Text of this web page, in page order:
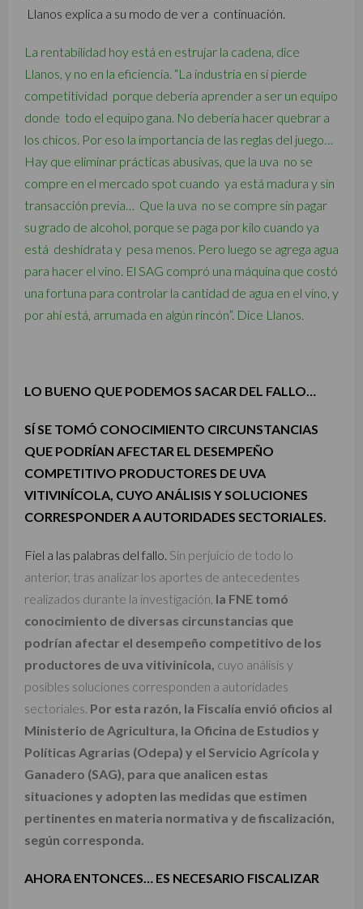
Llanos explica a su modo de ver a continuación.
La rentabilidad hoy está en estrujar la cadena, dice
Llanos, y no en la eficiencia. “La industria en sí pierde
competitividad porque debería aprender a ser un equipo
donde todo el equipo gana. No debería hacer quebrar a
los chicos. Por eso la importancia de las reglas del juego…
Hay que eliminar prácticas abusivas, que la uva no se
compre en el mercado spot cuando ya está madura y sin
transacción previa… Que la uva no se compre sin pagar
su grado de alcohol, porque se paga por kilo cuando ya
está deshidrata y pesa menos. Pero luego se agrega agua
para hacer el vino. El SAG compró una máquina que costó
una fortuna para controlar la cantidad de agua en el vino, y
por ahí está, arrumada en algún rincón”. Dice Llanos.
LO BUENO QUE PODEMOS SACAR DEL FALLO…
SÍ SE TOMÓ CONOCIMIENTO CIRCUNSTANCIAS
QUE PODRÍAN AFECTAR EL DESEMPEÑO
COMPETITIVO PRODUCTORES DE UVA
VITIVINÍCOLA, CUYO ANÁLISIS Y SOLUCIONES
CORRESPONDER A AUTORIDADES SECTORIALES.
Fiel a las palabras del fallo. Sin perjuicio de todo lo
anterior, tras analizar los aportes de antecedentes
realizados durante la investigación, la FNE tomó
conocimiento de diversas circunstancias que
podrían afectar el desempeño competitivo de los
productores de uva vitivinícola, cuyo análisis y
posibles soluciones corresponden a autoridades
sectoriales. Por esta razón, la Fiscalía envió oficios al
Ministerio de Agricultura, la Oficina de Estudios y
Políticas Agrarias (Odepa) y el Servicio Agrícola y
Ganadero (SAG), para que analicen estas
situaciones y adopten las medidas que estimen
pertinentes en materia normativa y de fiscalización,
según corresponda.
AHORA ENTONCES… ES NECESARIO FISCALIZAR